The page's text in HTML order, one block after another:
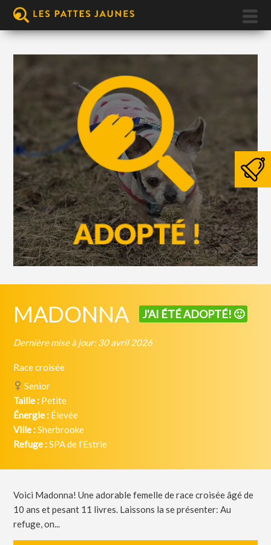
MADONNA J'AI ÉTÉ ADOPTÉ! 🙂
Dernière mise à jour: 30 avril 2026
Race croisée
Senior
Taille : Petite
Énergie : Élevée
Ville :Sherbrooke
Refuge :SPA de l’Estrie
Voici Madonna! Une adorable femelle de race croisée âgé de
10 ans et pesant 11 livres. Laissons la se présenter: Au
refuge, on...